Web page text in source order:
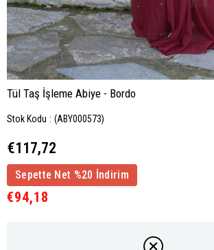
Tül Taş İşleme Abiye - Bordo
Stok Kodu (ABY000573)
€117,72
Sepette Net %20 İndirim
€94,18